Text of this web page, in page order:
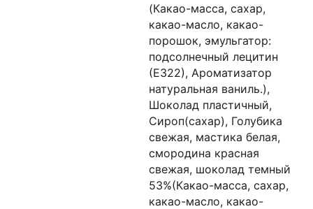
(Какао-масса, сахар,
какао-масло, какао-
порошок, эмульгатор:
подсолнечный лецитин
(Е322), Ароматизатор
натуральная ваниль.),
Шоколад пластичный,
Сироп(сахар), Голубика
свежая, мастика белая,
смородина красная
свежая, шоколад темный
53%(Какао-масса, сахар,
какао-масло, какао-